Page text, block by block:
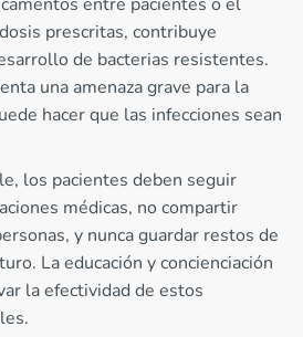
prescritas, contribuye
de bacterias resistentes.
una amenaza grave para la
hacer que las infecciones sean
los pacientes deben seguir
médicas, no compartir
y nunca guardar restos de
La educación y concienciación
la efectividad de estos